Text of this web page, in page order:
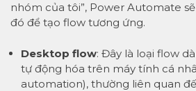
nhóm của tôi”, Power Automate
đó để tạo flow tương ứng.
Desktop flow: Đây là loại flow
tự động hóa trên máy tính cá
automation), thường liên quan